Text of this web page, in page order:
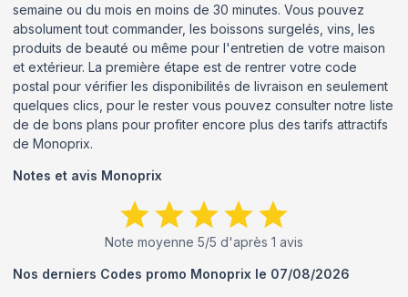
semaine ou du mois en moins de 30 minutes. Vous pouvez
absolument tout commander, les boissons surgelés, vins, les
produits de beauté ou même pour l'entretien de votre maison
et extérieur. La première étape est de rentrer votre code
postal pour vérifier les disponibilités de livraison en seulement
quelques clics, pour le rester vous pouvez consulter notre liste
de de bons plans pour profiter encore plus des tarifs attractifs
de Monoprix.
Notes et avis Monoprix
Note moyenne 5/5 d'après 1 avis
Nos derniers Codes promo Monoprix le 07/08/2026